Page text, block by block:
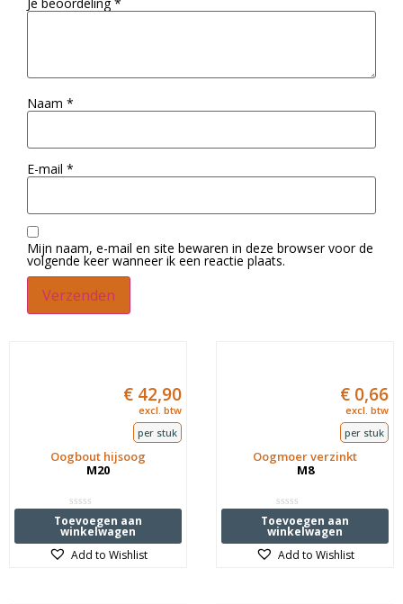
Naam *
E-mail *
Mijn naam, e-mail en site bewaren in deze browser voor de
volgende keer wanneer ik een reactie plaats.
Oogbout hijsoog
M20
Waardering
0
uit
5
€ 42,90
excl. btw
per stuk
Toevoegen aan
winkelwagen
Add to Wishlist
Oogmoer verzinkt
M8
Waardering
0
uit
5
€ 0,66
excl. btw
per stuk
Toevoegen aan
winkelwagen
Add to Wishlist